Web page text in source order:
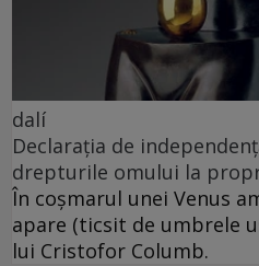
dalí
Declarația de
drepturile omului la
În coșmarul unei Venus
apare (ticsit de umbrele
lui Cristofor Columb.